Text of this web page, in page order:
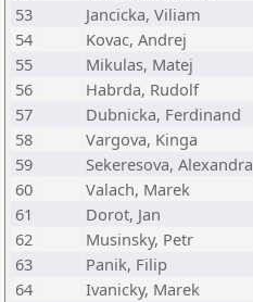
53
Jancicka, Viliam
54
Kovac, Andrej
55
Mikulas, Matej
56
Habrda, Rudolf
57
Dubnicka, Ferdinand
58
Vargova, Kinga
59
Sekeresova, Alexandra
60
Valach, Marek
61
Dorot, Jan
62
Musinsky, Petr
63
Panik, Filip
64
Ivanicky, Marek